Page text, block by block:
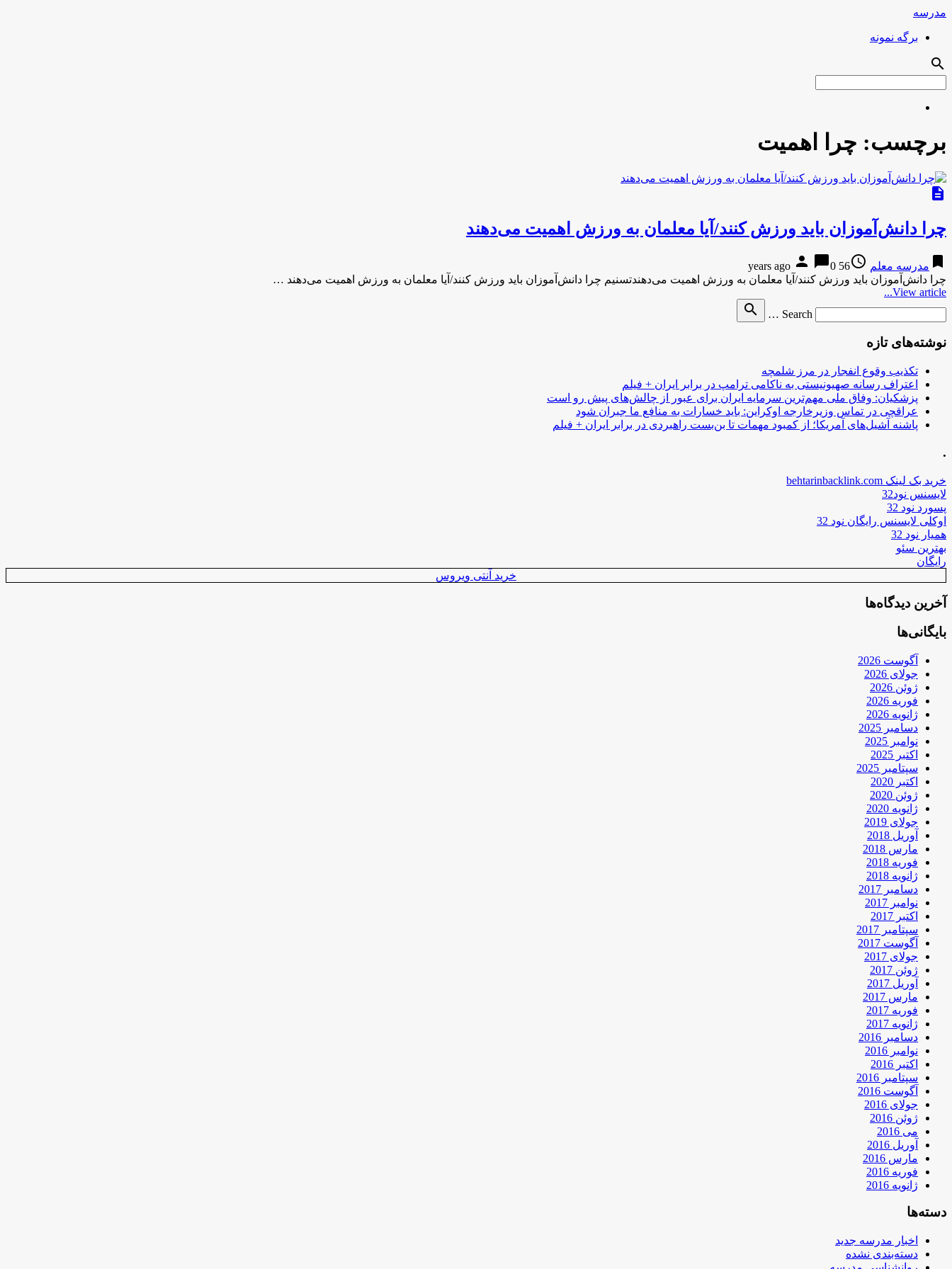
مدرسه
برگه نمونه
search
برچسب: چرا اهمیت
description
چرا دانش‌آموزان باید ورزش کنند/آیا معلمان به ورزش اهمیت می‌دهند
bookmark مدرسه معلم access_time
56 years ago
person chat_bubble0
چرا دانش‌آموزان باید ورزش کنند/آیا معلمان به ورزش اهمیت می‌دهندتسنیم چرا دانش‌آموزان باید ورزش کنند/آیا معلمان به ورزش اهمیت می‌دهند …
View article...
Search …
search
نوشته‌های تازه
تکذیب وقوع انفجار در مرز شلمچه
اعتراف رسانه صهیونیستی به ناکامی ترامپ در برابر ایران + فیلم
پزشکیان: وفاق ملی مهم‌ترین سرمایه ایران برای عبور از چالش‌های پیش رو است
عراقچی در تماس وزیرخارجه اوکراین: باید خسارات به منافع ما جبران شود
پاشنه آشیل‌های آمریکا؛ از کمبود مهمات تا بن‌بست راهبردی در برابر ایران + فیلم
.
خرید بک لینک behtarinbacklink.com
لایسنس نود32
پسورد نود 32
اوکلی لایسنس رایگان نود 32
همیار نود 32
بهترین سئو
رایگان
خرید آنتی ویروس
آخرین دیدگاه‌ها
بایگانی‌ها
آگوست 2026
جولای 2026
ژوئن 2026
فوریه 2026
ژانویه 2026
دسامبر 2025
نوامبر 2025
اکتبر 2025
سپتامبر 2025
اکتبر 2020
ژوئن 2020
ژانویه 2020
جولای 2019
آوریل 2018
مارس 2018
فوریه 2018
ژانویه 2018
دسامبر 2017
نوامبر 2017
اکتبر 2017
سپتامبر 2017
آگوست 2017
جولای 2017
ژوئن 2017
آوریل 2017
مارس 2017
فوریه 2017
ژانویه 2017
دسامبر 2016
نوامبر 2016
اکتبر 2016
سپتامبر 2016
آگوست 2016
جولای 2016
ژوئن 2016
می 2016
آوریل 2016
مارس 2016
فوریه 2016
ژانویه 2016
دسته‌ها
اخبار مدرسه جدید
دسته‌بندی نشده